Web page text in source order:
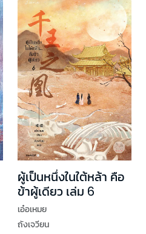
ผู้เป็นหนึ่งในใต้หล้า คือ
ข้าผู้เดียว เล่ม 6
เอ๋อเหมย
ถังเจวียน